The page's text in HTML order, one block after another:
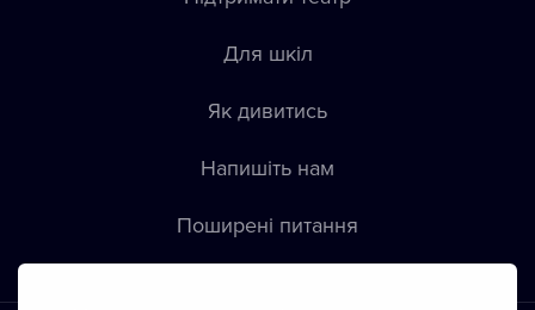
Для шкіл
Як дивитись
Напишіть нам
Пoширені питання